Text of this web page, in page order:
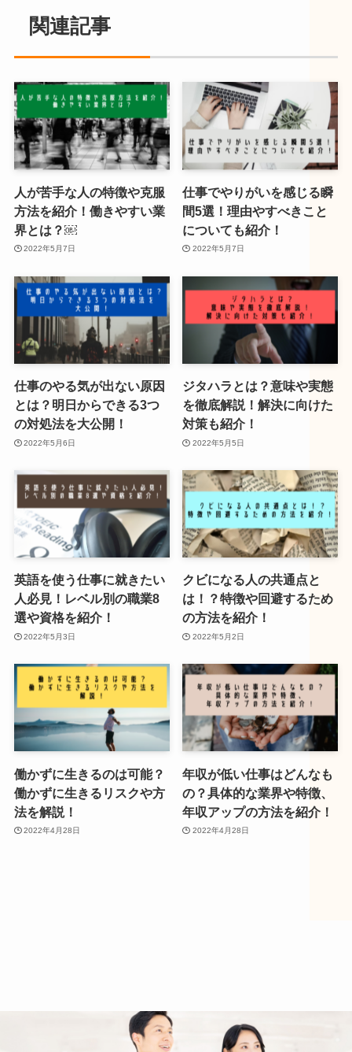
関連記事
人が苦手な人の特徴や克服
方法を紹介！働きやすい業
界とは？￼
2022年5月7日
仕事でやりがいを感じる瞬
間5選！理由やすべきこと
についても紹介！
2022年5月7日
仕事のやる気が出ない原因
とは？明日からできる3つ
の対処法を大公開！
2022年5月6日
ジタハラとは？意味や実態
を徹底解説！解決に向けた
対策も紹介！
2022年5月5日
英語を使う仕事に就きたい
人必見！レベル別の職業8
選や資格を紹介！
2022年5月3日
クビになる人の共通点と
は！？特徴や回避するため
の方法を紹介！
2022年5月2日
働かずに生きるのは可能？
働かずに生きるリスクや方
法を解説！
2022年4月28日
年収が低い仕事はどんなも
の？具体的な業界や特徴、
年収アップの方法を紹介！
2022年4月28日